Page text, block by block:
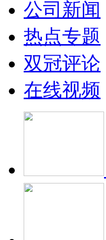
公司新闻
热点专题
双冠评论
在线视频